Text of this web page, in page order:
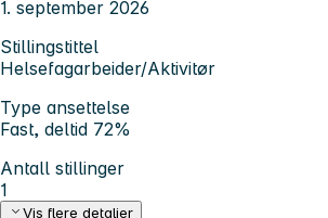
1. september 2026
Stillingstittel
Helsefagarbeider/Aktivitør
Type ansettelse
Fast, deltid 72%
Antall stillinger
1
Vis flere detaljer